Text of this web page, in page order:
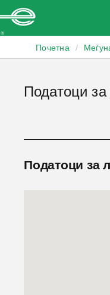
Почетна /
Податоци
Податоци за